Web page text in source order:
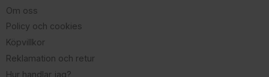
Om oss
Policy och cookies
Köpvillkor
Reklamation och retur
Hur handlar jag?